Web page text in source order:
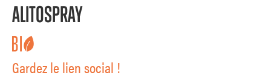
ALITOSPRAY
Gardez le lien social !